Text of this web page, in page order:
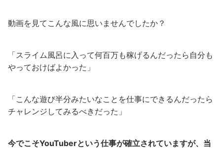
動画を見てこんな風に思いませんでしたか？
「スライム風呂に入って何百万も稼げるんだったら自分も
やっておけばよかった」
「こんな遊び半分みたいなことを仕事にできるんだったら
チャレンジしてみるべきだった」
今でこそYouTuberという仕事が確立されていますが、当